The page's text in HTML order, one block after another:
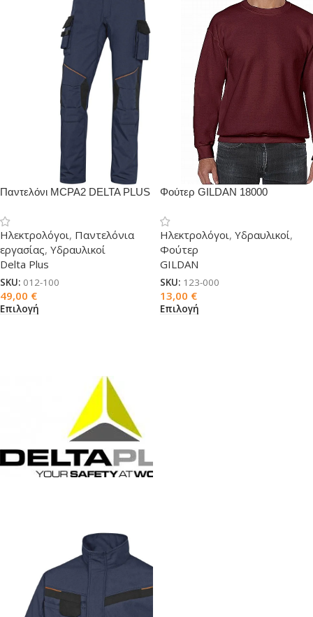
Παντελόνι MCPA2 DELTA PLUS
Ηλεκτρολόγοι, Παντελόνια
εργασίας, Υδραυλικοί
Delta Plus
SKU: 012-100
49,00 €
Επιλογή
Φούτερ GILDAN 18000
Ηλεκτρολόγοι, Υδραυλικοί,
Φούτερ
GILDAN
SKU: 123-000
13,00 €
Επιλογή